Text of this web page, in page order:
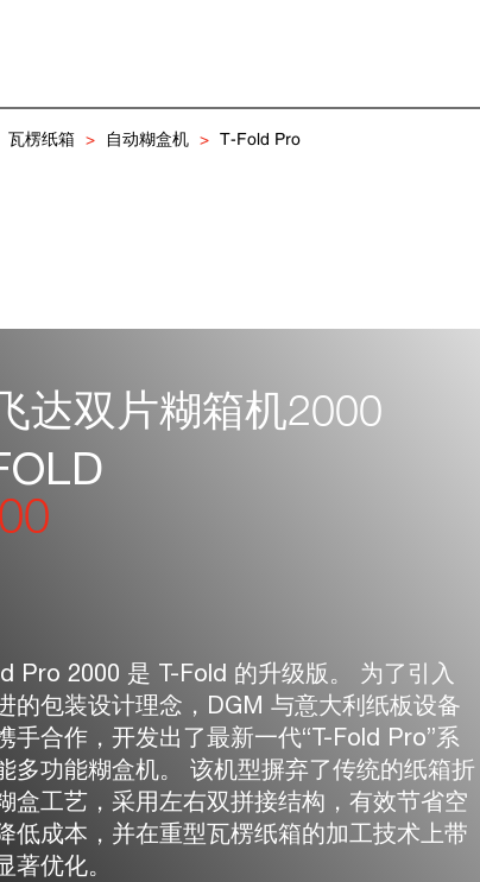
瓦楞纸箱 自动糊盒机 T-Fold Pro
达双片糊箱机2000
Pro 2000 是 T-Fold 的升级版。 为了引入
的包装设计理念，DGM 与意大利纸板设备
手合作，开发出了最新一代“T-Fold Pro”系
多功能糊盒机。 该机型摒弃了传统的纸箱折
盒工艺，采用左右双拼接结构，有效节省空
低成本，并在重型瓦楞纸箱的加工技术上带
著优化。